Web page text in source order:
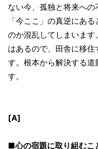
ない今、孤独と将来への
「今ここ」の真逆にあ
のか混乱してしまいま
はあるので、田舎に移
す。根本から解決する
す。
[A]
■心の宿題に取り組むこ